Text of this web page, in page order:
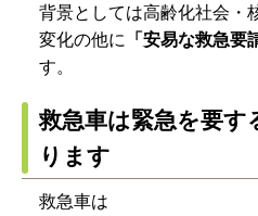
背景としては高齢化社会・
変化の他に 「安易な救急要
す。
救急車は緊急を要
ります
救急車は